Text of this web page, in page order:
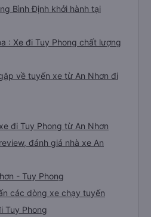
Bình Định khởi hành tại
: Xe đi Tuy Phong chất lượng
về tuyến xe từ An Nhơn đi
đi Tuy Phong từ An Nhơn
đánh giá nhà xe An
- Tuy Phong
các dòng xe chạy tuyến
Tuy Phong